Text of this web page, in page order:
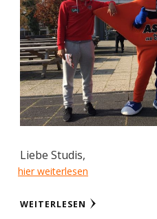
Liebe Studis,
hier weiterlesen
WEITERLESEN